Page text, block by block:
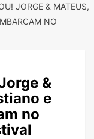
JORGE & MATEUS,
NO
&
e
no